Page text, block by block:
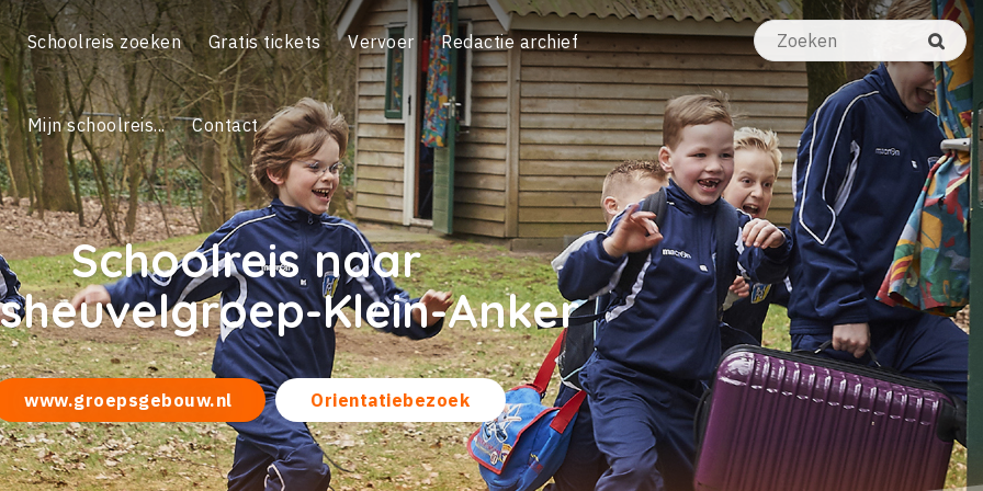
Schoolreis zoeken Gratis tickets Vervoer Redactie archief
Mijn schoolreis... Contact
Schoolreis naar
Klein-Anker
www.groepsgebouw.nl Orientatiebezoek